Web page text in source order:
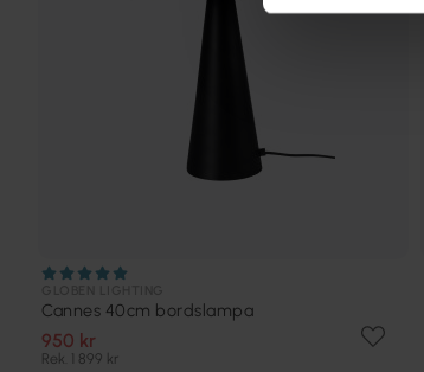
Cannes 40cm bordslampa
950 kr
Rek. 1 899 kr